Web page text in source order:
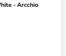
- Arcchio